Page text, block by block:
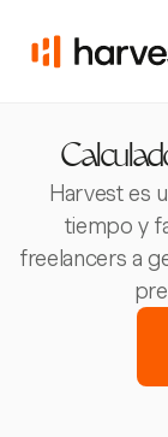
Harvest es
tiempo y
freelancers a